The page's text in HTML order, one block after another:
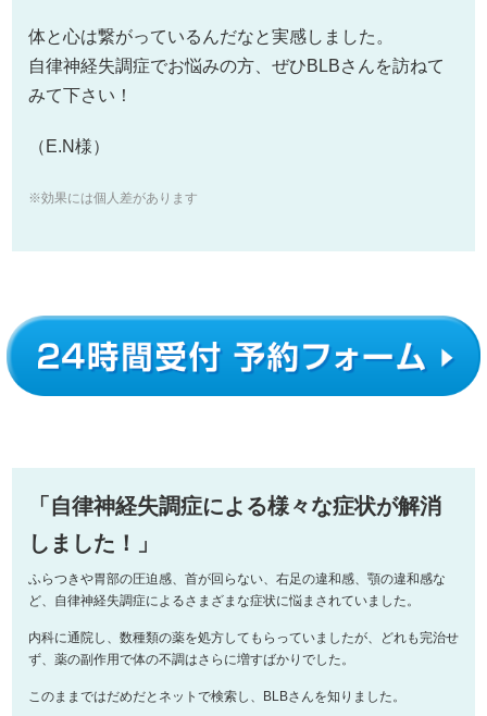
体と心は繋がっているんだなと実感しました。
自律神経失調症でお悩みの方、ぜひBLBさんを訪ねて
みて下さい！
（E.N様）
※効果には個人差があります
「自律神経失調症による様々な症状が解消
しました！」
ふらつきや胃部の圧迫感、首が回らない、右足の違和感、顎の違和感な
ど、自律神経失調症によるさまざまな症状に悩まされていました。
内科に通院し、数種類の薬を処方してもらっていましたが、どれも完治せ
ず、薬の副作用で体の不調はさらに増すばかりでした。
このままではだめだとネットで検索し、BLBさんを知りました。